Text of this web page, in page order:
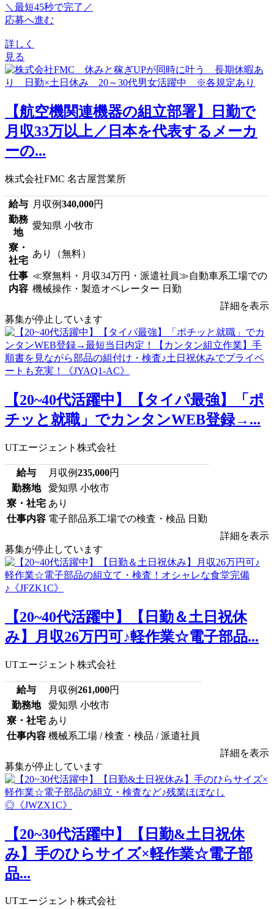
＼最短45秒で完了／
応募へ進む
詳しく
見る
【航空機関連機器の組立部署】日勤で
月収33万以上／日本を代表するメーカ
ーの...
株式会社FMC 名古屋営業所
給与 月収例340,000円
勤務
地
愛知県 小牧市
寮・
社宅
あり（無料）
仕事
内容
≪寮無料・月収34万円・派遣社員≫自動車系工場での
機械操作・製造オペレーター 日勤
詳細を表示
募集が停止しています
【20~40代活躍中】【タイパ最強】「ポ
チッと就職」でカンタンWEB登録→...
UTエージェント株式会社
給与 月収例235,000円
勤務地
愛知県 小牧市
寮・社宅 あり
仕事内容 電子部品系工場での検査・検品 日勤
詳細を表示
募集が停止しています
【20~40代活躍中】【日勤＆土日祝休
み】月収26万円可♪軽作業☆電子部品...
UTエージェント株式会社
給与 月収例261,000円
勤務地
愛知県 小牧市
寮・社宅 あり
仕事内容 機械系工場 / 検査・検品 / 派遣社員
詳細を表示
募集が停止しています
【20~30代活躍中】【日勤&土日祝休
み】手のひらサイズ×軽作業☆電子部
品...
UTエージェント株式会社